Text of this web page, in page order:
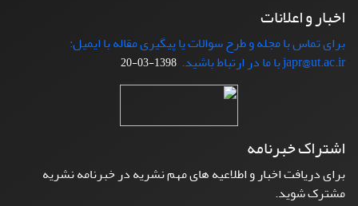
اخبار و اعلانات
برای تماس با مجله و طرح سوالات یا پیگیری مقاله با ایمیل:
japr@ut.ac.ir با ما در ارتباط باشید.
1398-03-20
اشتراک خبرنامه
برای دریافت اخبار و اطلاعیه های مهم نشریه در خبرنامه نشریه
مشترک شوید.